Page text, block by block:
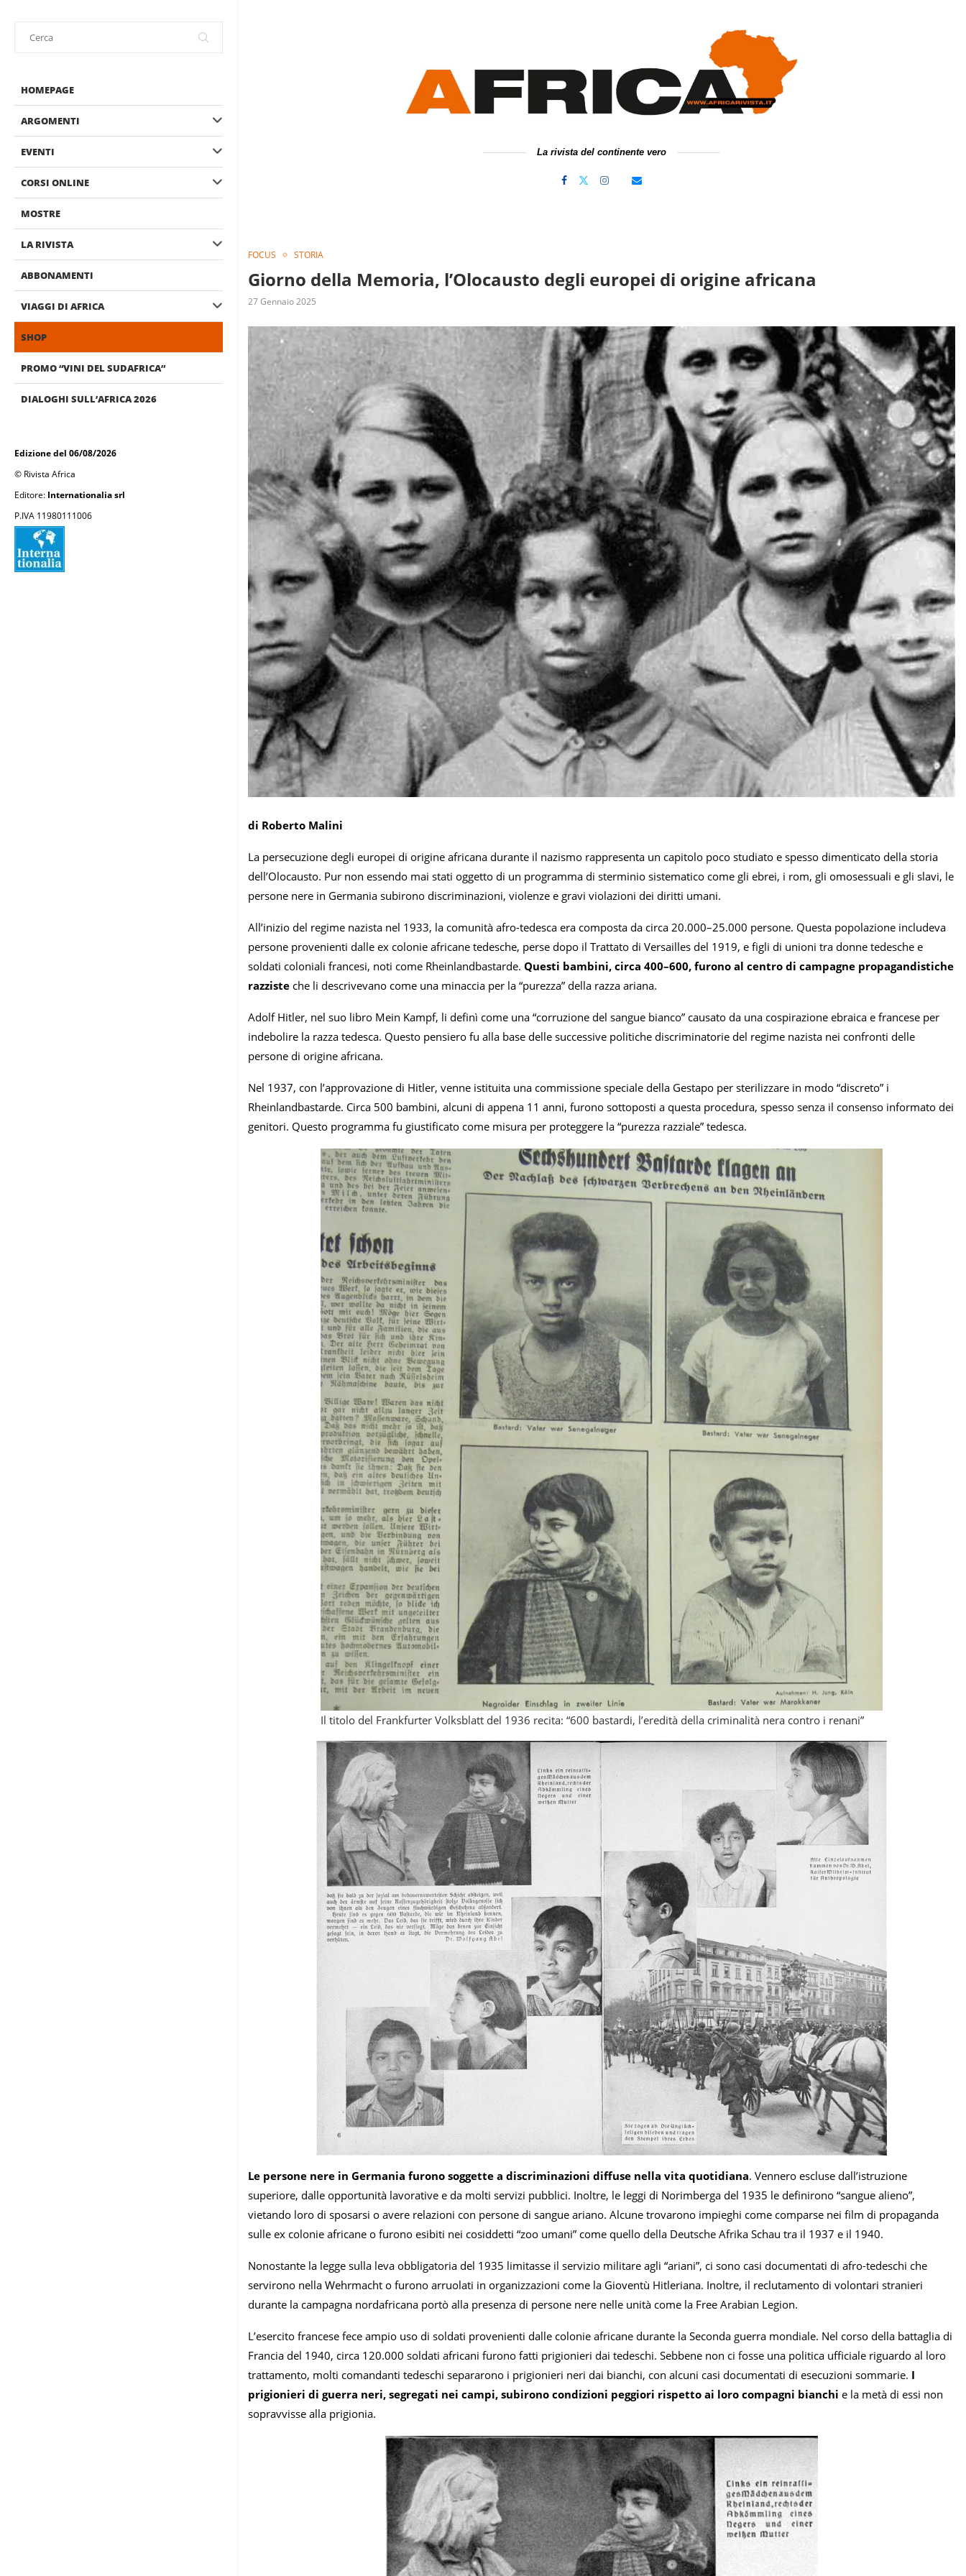
HOMEPAGE
ARGOMENTI
EVENTI
CORSI ONLINE
MOSTRE
LA RIVISTA
ABBONAMENTI
VIAGGI DI AFRICA
SHOP
PROMO “VINI DEL SUDAFRICA”
DIALOGHI SULL’AFRICA 2026
Edizione del 06/08/2026
© Rivista Africa
Editore: Internationalia srl
P.IVA 11980111006
La rivista del continente vero
FOCUS STORIA
Giorno della Memoria, l’Olocausto degli europei di origine africana
27 Gennaio 2025
di Roberto Malini
La persecuzione degli europei di origine africana durante il nazismo rappresenta un capitolo poco studiato e spesso dimenticato della storia
dell’Olocausto. Pur non essendo mai stati oggetto di un programma di sterminio sistematico come gli ebrei, i rom, gli omosessuali e gli slavi, le
persone nere in Germania subirono discriminazioni, violenze e gravi violazioni dei diritti umani.
All’inizio del regime nazista nel 1933, la comunità afro-tedesca era composta da circa 20.000–25.000 persone. Questa popolazione includeva
persone provenienti dalle ex colonie africane tedesche, perse dopo il Trattato di Versailles del 1919, e figli di unioni tra donne tedesche e
soldati coloniali francesi, noti come Rheinlandbastarde. Questi bambini, circa 400–600, furono al centro di campagne propagandistiche
razziste che li descrivevano come una minaccia per la “purezza” della razza ariana.
Adolf Hitler, nel suo libro Mein Kampf, li definì come una “corruzione del sangue bianco” causato da una cospirazione ebraica e francese per
indebolire la razza tedesca. Questo pensiero fu alla base delle successive politiche discriminatorie del regime nazista nei confronti delle
persone di origine africana.
Nel 1937, con l’approvazione di Hitler, venne istituita una commissione speciale della Gestapo per sterilizzare in modo “discreto” i
Rheinlandbastarde. Circa 500 bambini, alcuni di appena 11 anni, furono sottoposti a questa procedura, spesso senza il consenso informato dei
genitori. Questo programma fu giustificato come misura per proteggere la “purezza razziale” tedesca.
Il titolo del Frankfurter Volksblatt del 1936 recita: “600 bastardi, l’eredità della criminalità nera contro i renani”
Le persone nere in Germania furono soggette a discriminazioni diffuse nella vita quotidiana. Vennero escluse dall’istruzione
superiore, dalle opportunità lavorative e da molti servizi pubblici. Inoltre, le leggi di Norimberga del 1935 le definirono “sangue alieno”,
vietando loro di sposarsi o avere relazioni con persone di sangue ariano. Alcune trovarono impieghi come comparse nei film di propaganda
sulle ex colonie africane o furono esibiti nei cosiddetti “zoo umani” come quello della Deutsche Afrika Schau tra il 1937 e il 1940.
Nonostante la legge sulla leva obbligatoria del 1935 limitasse il servizio militare agli “ariani”, ci sono casi documentati di afro-tedeschi che
servirono nella Wehrmacht o furono arruolati in organizzazioni come la Gioventù Hitleriana. Inoltre, il reclutamento di volontari stranieri
durante la campagna nordafricana portò alla presenza di persone nere nelle unità come la Free Arabian Legion.
L’esercito francese fece ampio uso di soldati provenienti dalle colonie africane durante la Seconda guerra mondiale. Nel corso della battaglia di
Francia del 1940, circa 120.000 soldati africani furono fatti prigionieri dai tedeschi. Sebbene non ci fosse una politica ufficiale riguardo al loro
trattamento, molti comandanti tedeschi separarono i prigionieri neri dai bianchi, con alcuni casi documentati di esecuzioni sommarie. I
prigionieri di guerra neri, segregati nei campi, subirono condizioni peggiori rispetto ai loro compagni bianchi e la metà di essi non
sopravvisse alla prigionia.